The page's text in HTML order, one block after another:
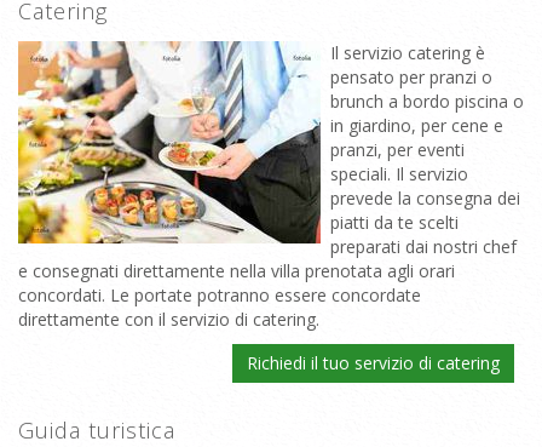
Catering
Il servizio catering è
pensato per pranzi o
brunch a bordo piscina o
in giardino, per cene e
pranzi, per eventi
speciali. Il servizio
prevede la consegna dei
piatti da te scelti
preparati dai nostri chef
e consegnati direttamente nella villa prenotata agli orari
concordati. Le portate potranno essere concordate
direttamente con il servizio di catering.
Richiedi il tuo servizio di catering
Guida turistica